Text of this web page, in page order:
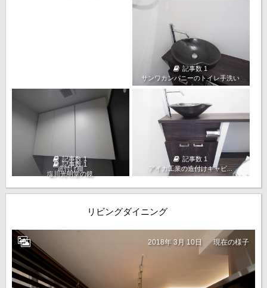
記事数 1
サンワカンパニーのトイレ手洗い
記事数 1
造付け棚
記事数 1
アイカ工業の造付けキャビ...
記事数 1
塩川光明堂の鏡
リビングダイニング
2018年 3月 10日 現在の様子